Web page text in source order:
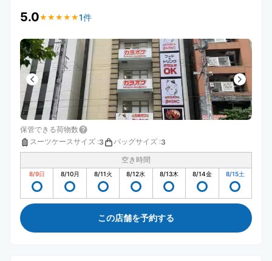
5.0★ ★ ★ ★ ★
★ ★ ★ ★ ★1件
保管できる荷物数
スーツケースサイズ :3 バッグサイズ :3
空き時間
8/9日 8/10月 8/11火 8/12水 8/13木 8/14金 8/15土
この店舗を予約する